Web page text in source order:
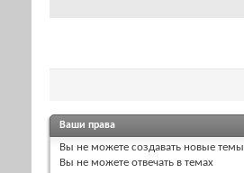
Ваши права
Вы не можете создавать новые темы
Вы не можете отвечать в темах